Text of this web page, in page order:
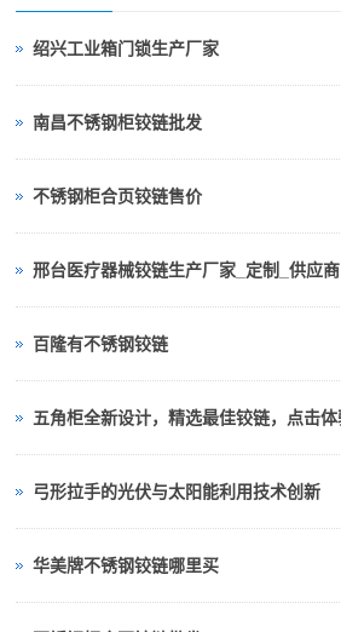
绍兴工业箱门锁生产厂家
南昌不锈钢柜铰链批发
不锈钢柜合页铰链售价
邢台医疗器械铰链生产厂家_定制_供应商
百隆有不锈钢铰链
弓形拉手的光伏与太阳能利用技术创新
华美牌不锈钢铰链哪里买